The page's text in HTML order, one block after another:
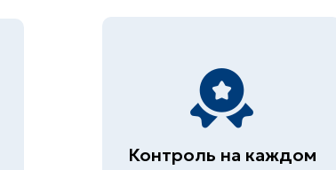
Контроль на каждом